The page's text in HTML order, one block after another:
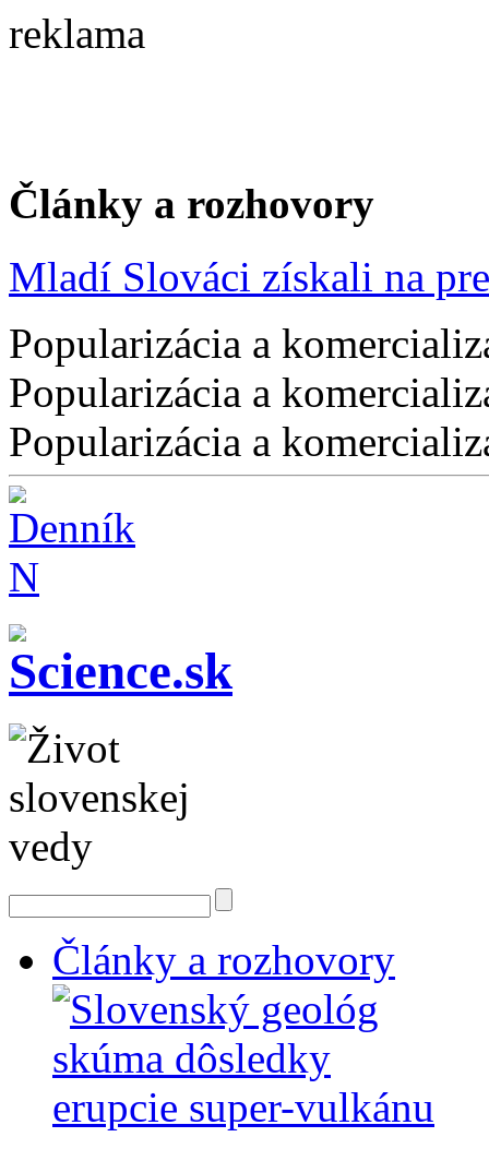
reklama
Články a rozhovory
Mladí Slováci získali na
Popularizácia a
Popularizácia a
Popularizácia a
Články a rozhovory